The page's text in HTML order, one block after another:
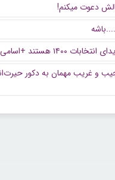
دعوت میکنم!
و غریب مهمان به دکور